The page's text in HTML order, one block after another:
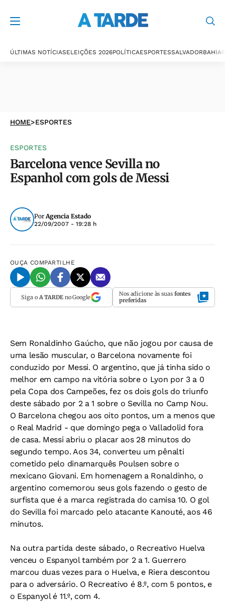
ÚLTIMAS NOTÍCIASELEIÇÕES 2026POLÍTICAESPORTESSALVADORBAHIA
HOME>ESPORTES
ESPORTES
Barcelona vence Sevilla no
Espanhol com gols de Messi
PorAgencia Estado
22/09/2007 - 19:28 h
OUÇA COMPARTILHE
Siga o A TARDEno Google Nos adicione às suas fontes
preferidas
Sem Ronaldinho Gaúcho, que não jogou por causa de
uma lesão muscular, o Barcelona novamente foi
conduzido por Messi. O argentino, que já tinha sido o
melhor em campo na vitória sobre o Lyon por 3 a 0
pela Copa dos Campeões, fez os dois gols do triunfo
deste sábado por 2 a 1 sobre o Sevilla no Camp Nou.
O Barcelona chegou aos oito pontos, um a menos que
o Real Madrid - que domingo pega o Valladolid fora
de casa. Messi abriu o placar aos 28 minutos do
segundo tempo. Aos 34, converteu um pênalti
cometido pelo dinamarquês Poulsen sobre o
mexicano Giovani. Em homenagem a Ronaldinho, o
argentino comemorou seus gols fazendo o gesto de
surfista que é a marca registrada do camisa 10. O gol
do Sevilla foi marcado pelo atacante Kanouté, aos 46
minutos.
Na outra partida deste sábado, o Recreativo Huelva
venceu o Espanyol também por 2 a 1. Guerrero
marcou duas vezes para o Huelva, e Riera descontou
para o adversário. O Recreativo é 8.º, com 5 pontos, e
o Espanyol é 11.º, com 4.